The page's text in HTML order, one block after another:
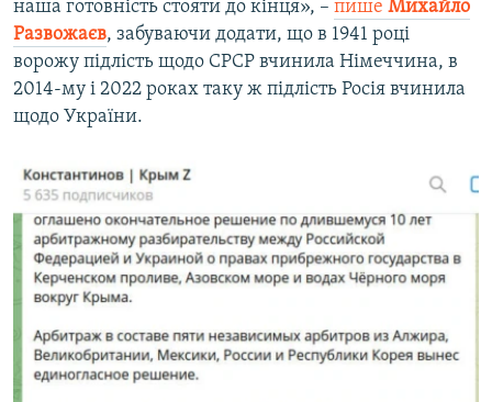
наша готовність стояти до кінця», – пише Михайло
Развожаєв, забуваючи додати, що в 1941 році
ворожу підлість щодо СРСР вчинила Німеччина, в
2014-му і 2022 роках таку ж підлість Росія вчинила
щодо України.